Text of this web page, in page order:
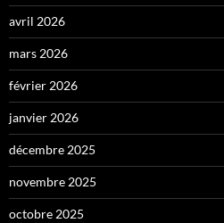
avril 2026
mars 2026
février 2026
janvier 2026
décembre 2025
novembre 2025
octobre 2025